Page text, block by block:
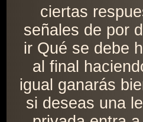
ciertas
señales de por
ir Qué se debe
al final
igual ganarás
si deseas una